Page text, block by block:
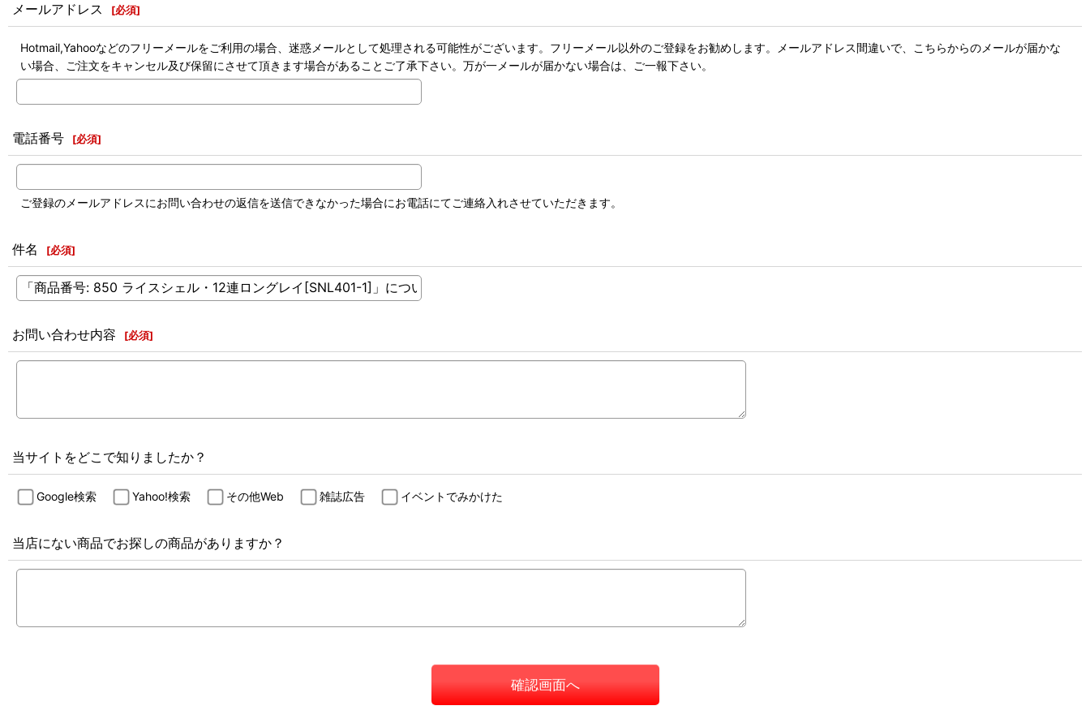
メールアドレス [必須]
Hotmail,Yahooなどのフリーメールをご利用の場合、迷惑メールとして処理される可能性がございます。フリーメール以外のご登録をお勧めします。メールアドレス間違いで、こちらからのメールが届かな
い場合、ご注文をキャンセル及び保留にさせて頂きます場合があることご了承下さい。万が一メールが届かない場合は、ご一報下さい。
電話番号 [必須]
ご登録のメールアドレスにお問い合わせの返信を送信できなかった場合にお電話にてご連絡入れさせていただきます。
件名 [必須]
お問い合わせ内容 [必須]
当サイトをどこで知りましたか？
Google検索 Yahoo!検索 その他Web 雑誌広告 イベントでみかけた
当店にない商品でお探しの商品がありますか？
確認画面へ